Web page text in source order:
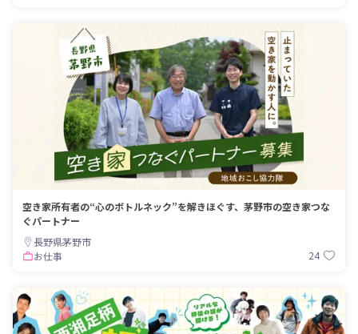
空き家所有者の“心のボトルネック”を解きほぐす、茅野市の空き家つな
ぐパートナー
長野県茅野市
お仕事
24